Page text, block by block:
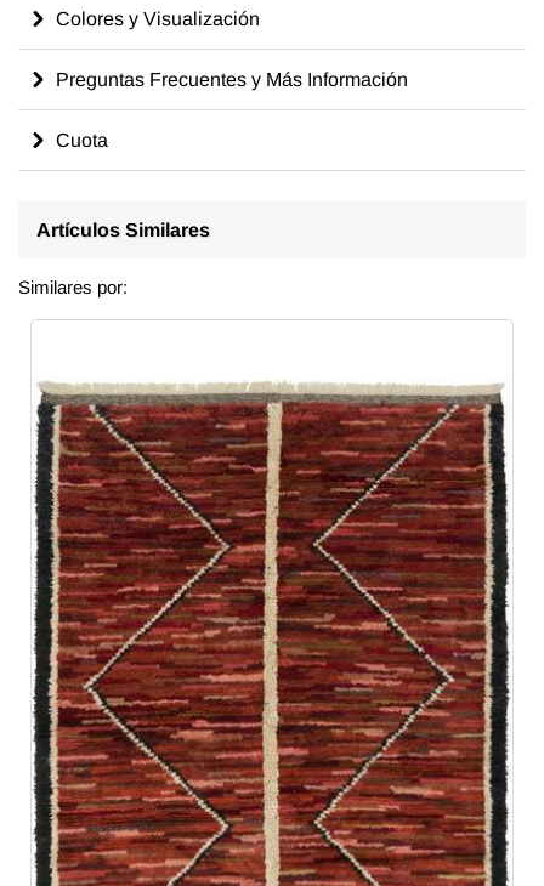
Colores y Visualización
Preguntas Frecuentes y Más Información
Cuota
Artículos Similares
Similares por: